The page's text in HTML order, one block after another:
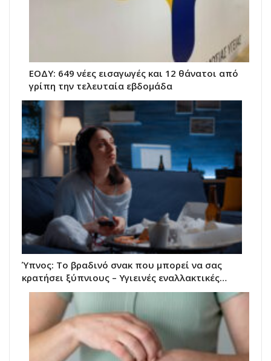
ΕΟΔΥ: 649 νέες εισαγωγές και 12 θάνατοι από
γρίπη την τελευταία εβδομάδα
Ύπνος: Το βραδινό σνακ που μπορεί να σας
κρατήσει ξύπνιους – Υγιεινές εναλλακτικές…